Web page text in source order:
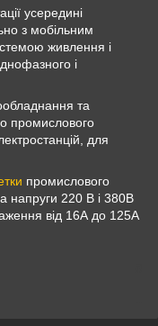
усередині
з мобільним
живлення і
і
та
промислового
для
промислового
напруги 220 В і 380В
від 16А до 125А